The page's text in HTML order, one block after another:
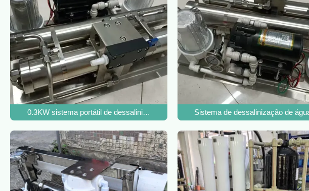
0.3KW sistema portátil de dessalinização de água do marSistema de dessalinização de